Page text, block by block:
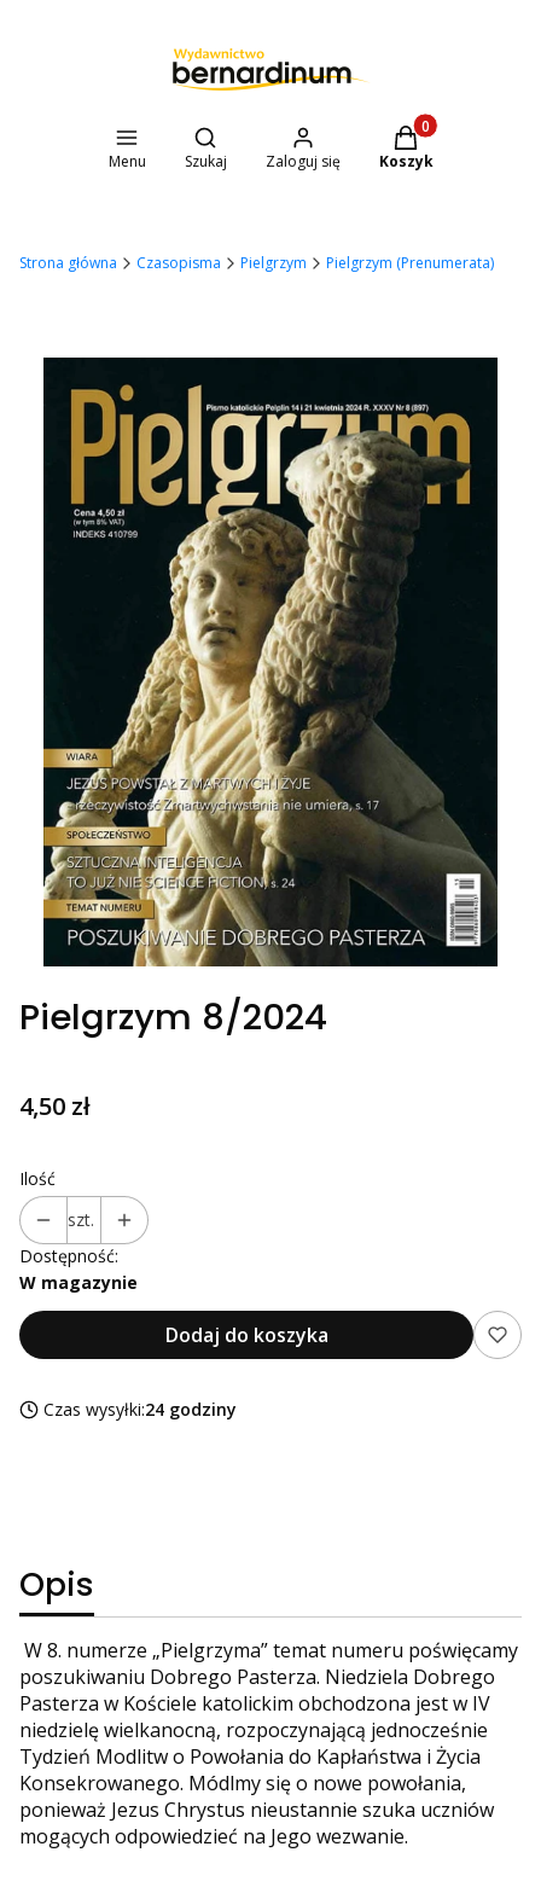
Menu
Otwórz wyszukiwarkę
Szukaj Zaloguj się
Produkty w
Koszyk
Strona główna Czasopisma Pielgrzym Pielgrzym (Prenumerata)
Pielgrzym 8/2024
Cena
4,50 zł
Ilość
szt.
Dostępność:
W magazynie
Dodaj do koszyka
Czas wysyłki:24 godziny
Opis
W 8. numerze „Pielgrzyma” temat numeru poświęcamy
poszukiwaniu Dobrego Pasterza. Niedziela Dobrego
Pasterza w Kościele katolickim obchodzona jest w IV
niedzielę wielkanocną, rozpoczynającą jednocześnie
Tydzień Modlitw o Powołania do Kapłaństwa i Życia
Konsekrowanego. Módlmy się o nowe powołania,
ponieważ Jezus Chrystus nieustannie szuka uczniów
mogących odpowiedzieć na Jego wezwanie.